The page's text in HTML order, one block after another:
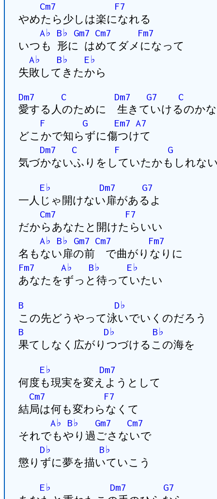
Cm7
F7
やめたら少しは楽になれる
A♭
B♭ Gm7 Cm7
Fm7
いつも 形に はめてダメになって
A♭
B♭
E♭
失敗してきたから
Dm7 C Dm7 G7
C
愛する人のために 生きていけるのか
F
G Em7 A7
どこかで知らずに傷つけて
Dm7
C F
G
気づかないふりをしていたかもしれな
E♭ Dm7
G7
一人じゃ開けない扉があるよ
Cm7
F7
だからあなたと開けたらいい
A♭
B♭ Gm7 Cm7
Fm7
名もない扉の前 で曲がりなりに
Fm7
A♭ B♭
E♭
あなたをずっと待っていたい
B
D♭
この先どうやって泳いでいくのだろう
B
D♭
B♭
果てしなく広がりつづけるこの海を
E♭
Dm7
何度も現実を変えようとして
Cm7
F7
結局は何も変わらなくて
A♭
B♭ Gm7
Cm7
それでもやり過ごさないで
D♭
B♭
懲りずに夢を描いていこう
E♭ Dm7
G7